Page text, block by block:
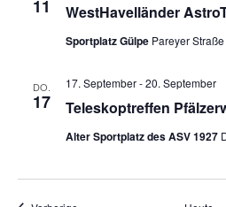
11 WestHavelländer
Sportplatz Gülpe Pareyer
DO.
17 Teleskoptreffen
17. September-20. September
Alter Sportplatz des ASV 1927